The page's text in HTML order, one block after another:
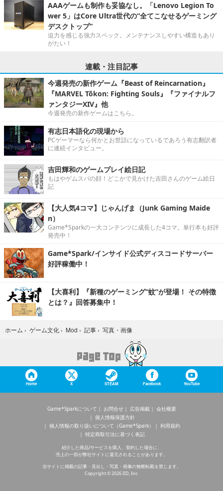
AAAゲームも制作も妥協なし。「Lenovo Legion To
wer 5」はCore Ultra世代の“全てこなせるゲーミング
デスクトップ”
迫力を感じる強力スペック。メンテナンスしやすい構造もあり
がたい！
連載・注目記事
今週発売の新作ゲーム『Beast of Reincarnation』
『MARVEL Tōkon: Fighting Souls』『ファイナルフ
ァンタジーXIV』他
今週発売の新作ゲームはこちら。
有志日本語化の現場から
PCゲーマーなら何かとお世話になっているであろう有志翻訳者
に連続インタビュー。
吉田輝和のゲームプレイ絵日記
もはやゲムスパの顔！どこかで見かけた吉田さんのゲーム絵日
記
【大人気4コマ】じゃんげま（Junk Gaming Maide
n）
Game*Sparkの一大コンテンツに成長した4コマ。単行本も好評
発売中！
Game*Spark/インサイド公式ディスコードサーバー
好評稼働中！
【大喜利】『新種のゲーミング“蚊”が登場！ その特徴
とは？』回答募集中！
ホーム › ゲーム文化 › Mod › 記事 › 写真・画像
Home X STEAM Facebook YouTube
Game*Sparkについて お問合せ 広告掲載
会社概要
個人情報保護方針
個人情報の取り扱いについて（Game*Spark）
利用規約
特定商取引法に基づく表記
紹介した商品/サービスを購入、契約した場合に、
売上の一部が弊社サイトに還元されることがあります。
当サイトに掲載の記事・見出し・写真・画像の無断転載を禁じます。
Copyright © 2026 IID, Inc.